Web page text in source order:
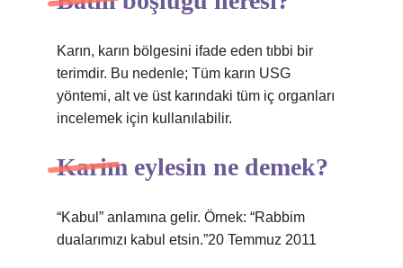
Karın, karın bölgesini ifade eden tıbbi bir
terimdir. Bu nedenle; Tüm karın USG
yöntemi, alt ve üst karındaki tüm iç organları
incelemek için kullanılabilir.
Karim eylesin ne demek?
“Kabul” anlamına gelir. Örnek: “Rabbim
dualarımızı kabul etsin.”20 Temmuz 2011